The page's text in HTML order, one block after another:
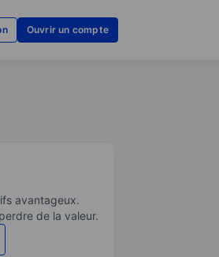
Ouvrir un compte
avantageux.
de la valeur.